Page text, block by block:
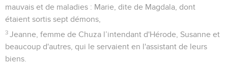
mauvais et de maladies : Marie, dite de Magdala, dont
étaient sortis sept démons,
3 Jeanne, femme de Chuza l’intendant d'Hérode, Susanne et
beaucoup d'autres, qui le servaient en l'assistant de leurs
biens.